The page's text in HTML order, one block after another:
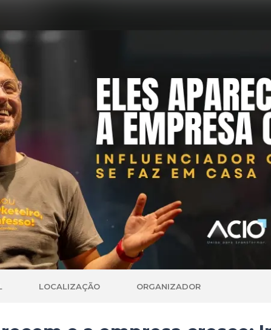
LOCALIZAÇÃO ORGANIZADOR